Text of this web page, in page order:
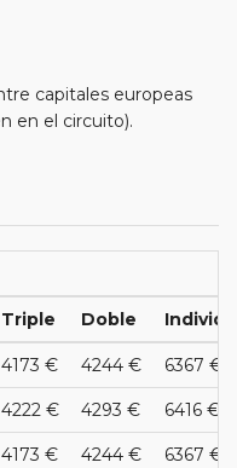
capitales europeas
en el circuito).
Triple Doble
4173 € 4244 € 6367 €
4222 € 4293 € 6416 €
4173 € 4244 € 6367 €